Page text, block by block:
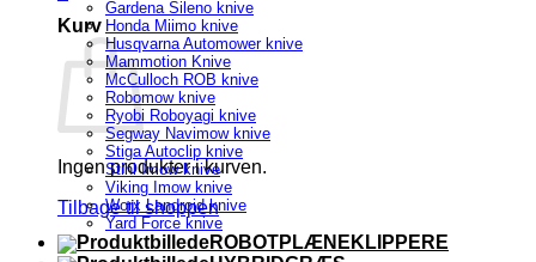
Kurv
Ingen produkter i kurven.
Tilbage til shoppen
Gardena Sileno knive
Honda Miimo knive
Husqvarna Automower knive
Mammotion Knive
McCulloch ROB knive
Robomow knive
Ryobi Roboyagi knive
Segway Navimow knive
Stiga Autoclip knive
Stihl Imow knive
Viking Imow knive
Worx Landroid knive
Yard Force knive
ROBOTPLÆNEKLIPPERE